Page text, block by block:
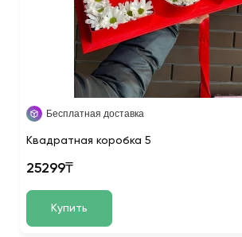
Бесплатная доставка
Квадратная коробка 5
25299₸
Купить